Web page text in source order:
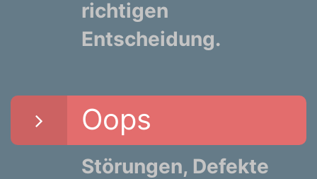
richtigen
Entscheidung.
Oops
Störungen, Defekte